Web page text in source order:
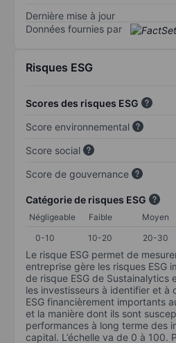
Dernière mise à jour
Données fournies par
Risques ESG
Scores des risques ESG
Score environnemental
Score social
Score de gouvernance
Catégorie de risques ESG
Négligeable Faible Moyen
0-10
10-20 20-30
Le risque ESG permet de
entreprise gère les risques ESG
de risque ESG de Sustainalytics
les investisseurs à identifier et à
ESG financièrement importants
et la manière dont ils sont
performances à long terme des
capital. L’échelle va de 0 à 100.